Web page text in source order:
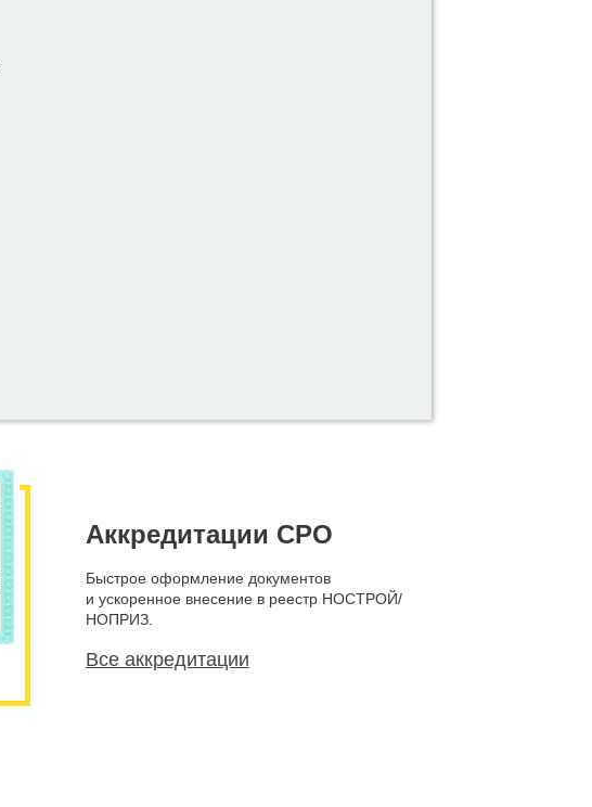
Аккредитации СРО
Быстрое оформление документов
и ускоренное внесение в реестр НОСТРОЙ/
НОПРИЗ.
Все аккредитации